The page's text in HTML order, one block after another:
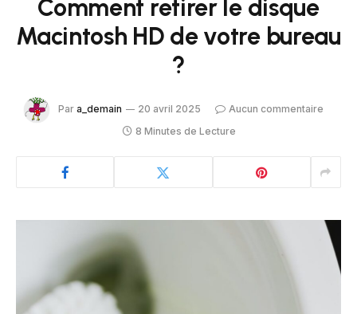
Comment retirer le disque
Macintosh HD de votre bureau
?
Par a_demain 20 avril 2025
Aucun commentaire
8 Minutes de Lecture